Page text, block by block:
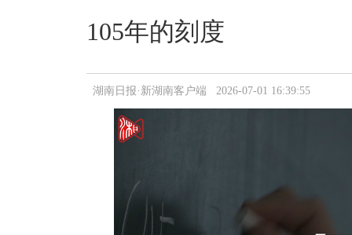
105年的刻度
湖南日报·新湖南客户端 2026-07-01 16:39:55